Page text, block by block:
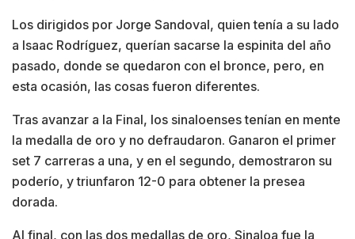
Los dirigidos por Jorge Sandoval, quien tenía a su lado
a Isaac Rodríguez, querían sacarse la espinita del año
pasado, donde se quedaron con el bronce, pero, en
esta ocasión, las cosas fueron diferentes.
Tras avanzar a la Final, los sinaloenses tenían en mente
la medalla de oro y no defraudaron. Ganaron el primer
set 7 carreras a una, y en el segundo, demostraron su
poderío, y triunfaron 12-0 para obtener la presea
dorada.
Al final, con las dos medallas de oro, Sinaloa fue la